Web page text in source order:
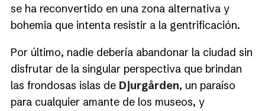
se ha reconvertido en una zona alternativa y
bohemia que intenta resistir a la gentrificación.
Por último, nadie debería abandonar la ciudad sin
disfrutar de la singular perspectiva que brindan
las frondosas islas de Djurgården, un paraíso
para cualquier amante de los museos, y